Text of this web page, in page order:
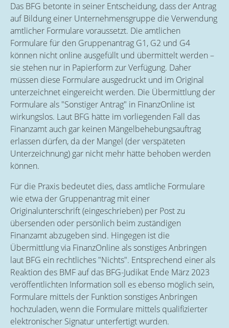
Das BFG betonte in seiner Entscheidung, dass der Antrag
auf Bildung einer Unternehmensgruppe die Verwendung
amtlicher Formulare voraussetzt. Die amtlichen
Formulare für den Gruppenantrag G1, G2 und G4
können nicht online ausgefüllt und übermittelt werden –
sie stehen nur in Papierform zur Verfügung. Daher
müssen diese Formulare ausgedruckt und im Original
unterzeichnet eingereicht werden. Die Übermittlung der
Formulare als "Sonstiger Antrag" in FinanzOnline ist
wirkungslos. Laut BFG hätte im vorliegenden Fall das
Finanzamt auch gar keinen Mängelbehebungsauftrag
erlassen dürfen, da der Mangel (der verspäteten
Unterzeichnung) gar nicht mehr hätte behoben werden
können.
Für die Praxis bedeutet dies, dass amtliche Formulare
wie etwa der Gruppenantrag mit einer
Originalunterschrift (eingeschrieben) per Post zu
übersenden oder persönlich beim zuständigen
Finanzamt abzugeben sind. Hingegen ist die
Übermittlung via FinanzOnline als sonstiges Anbringen
laut BFG ein rechtliches "Nichts". Entsprechend einer als
Reaktion des BMF auf das BFG-Judikat Ende März 2023
veröffentlichten Information soll es ebenso möglich sein,
Formulare mittels der Funktion sonstiges Anbringen
hochzuladen, wenn die Formulare mittels qualifizierter
elektronischer Signatur unterfertigt wurden.